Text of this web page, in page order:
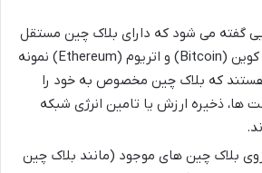
گفته می شود که دارای بلاک چین مستقل
خود هستند. بیت کوین (Bitcoin) و اتریوم (Ethereum) نمونه
که بلاک چین مخصوص به خود را
ها، ذخیره ارزش یا تامین انرژی شبکه
بلاک چین های موجود (مانند بلاک چین